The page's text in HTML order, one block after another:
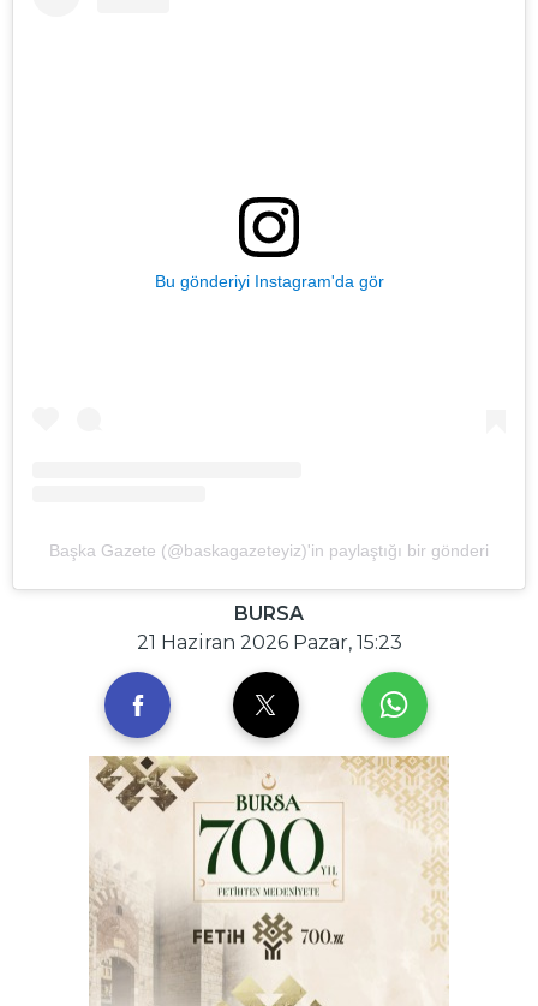
Bu gönderiyi Instagram'da gör
Başka Gazete (@baskagazeteyiz)'in paylaştığı bir gönderi
BURSA
21 Haziran 2026 Pazar, 15:23